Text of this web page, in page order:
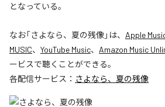
となっている。
なお「さよなら、夏の残像」は、 Apple
MUSIC、 YouTube Music、 Amazon Music
ービスで聴くことができる。
各配信サービス： さよなら、夏の残像